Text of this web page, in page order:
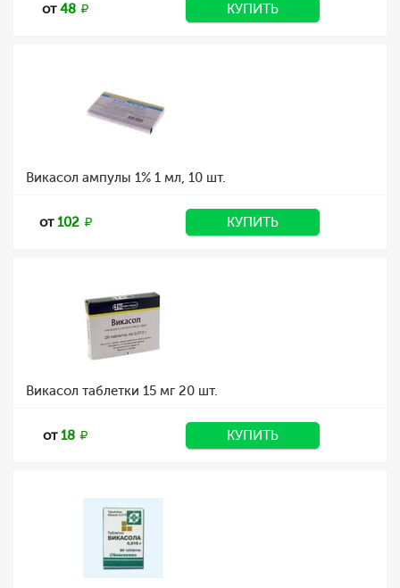
от48 КУПИТЬ
Викасол ампулы 1% 1 мл, 10 шт.
от102 КУПИТЬ
Викасол таблетки 15 мг 20 шт.
от18 КУПИТЬ